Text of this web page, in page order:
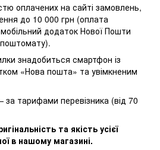
оплачених на сайті замовлень,
до 10 000 грн (оплата
додаток Нової Пошти
знадобиться смартфон із
«Нова пошта» та увімкненим
тарифами перевізника (від 70
та якість усієї
в нашому магазині.